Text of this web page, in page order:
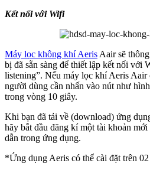
Kết nối với Wifi
Máy lọc không khí Aeris Aair sẽ
bị đã sẵn sàng để thiết lập kết nối với
listening”. Nếu máy lọc khí Aeris Aair
người dùng cần nhấn vào nút như
trong vòng 10 giây.
Khi bạn đã tải về (download) ứng
hãy bắt đầu đăng kí một tài khoản
dẫn trong ứng dụng.
*Ứng dụng Aeris có thể cài đặt trên